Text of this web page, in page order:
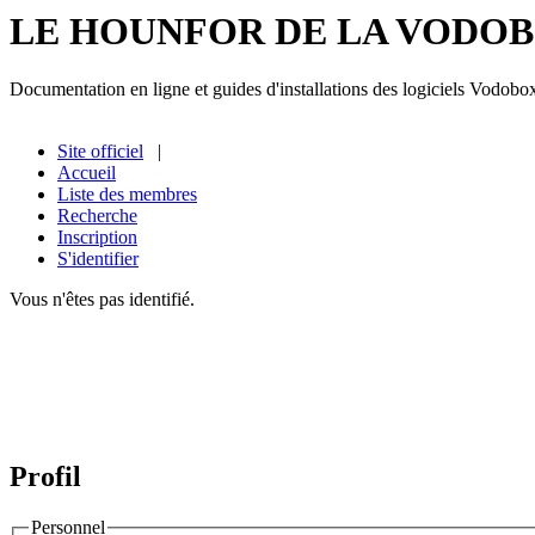
LE HOUNFOR DE LA
Documentation en ligne et guides d'installations des logiciels
Site officiel |
Accueil
Liste des membres
Recherche
Inscription
S'identifier
Vous n'êtes pas identifié.
Profil
Personnel